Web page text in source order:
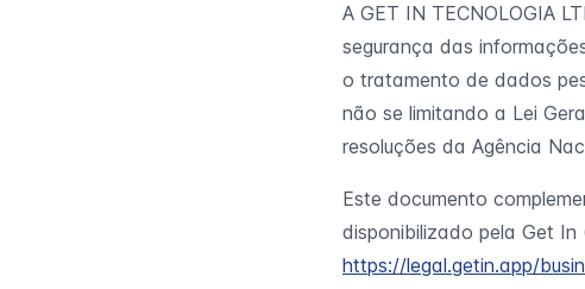
A GET IN TECNOLOGIA
segurança das
o tratamento de dados
não se limitando a Lei
resoluções da Agência
Este documento
disponibilizado pela Get
https://legal.getin.app/